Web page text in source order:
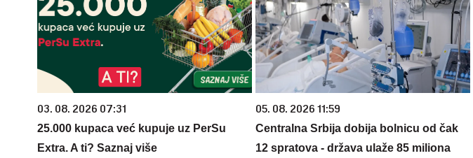
03. 08. 2026 07:31
25.000 kupaca već kupuje uz PerSu
Extra. A ti? Saznaj više
05. 08. 2026 11:59
Centralna Srbija dobija bolnicu od čak
12 spratova - država ulaže 85 miliona